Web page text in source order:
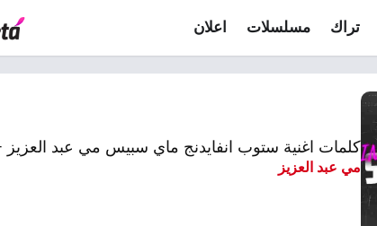
تراك مسلسلات اعلان
كلمات اغنية ستوب انفايدنج ماي سبيس مي عبد
مي عبد العزيز